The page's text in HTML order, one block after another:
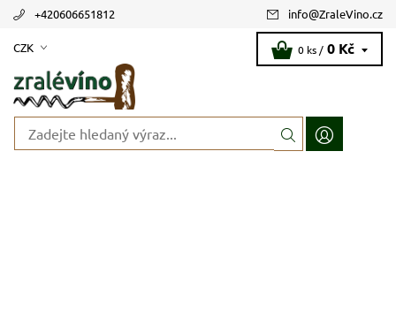
+420606651812 info@ZraleVino.cz
CZK 0 ks / 0 Kč